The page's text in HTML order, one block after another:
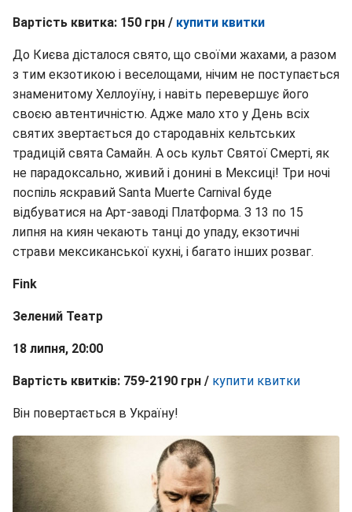
Вартість квитка: 150 грн / купити квитки
До Києва дісталося свято, що своїми жахами, а разом
з тим екзотикою і веселощами, нічим не поступається
знаменитому Хеллоуїну, і навіть перевершує його
своєю автентичністю. Адже мало хто у День всіх
святих звертається до стародавніх кельтських
традицій свята Самайн. А ось культ Святої Смерті, як
не парадоксально, живий і донині в Мексиці! Три ночі
поспіль яскравий Santa Muerte Carnival буде
відбуватися на Арт-заводі Платформа. З 13 по 15
липня на киян чекають танці до упаду, екзотичні
страви мексиканської кухні, і багато інших розваг.
Fink
Зелений Театр
18 липня, 20:00
Вартість квитків: 759-2190 грн / купити квитки
Він повертається в Україну!